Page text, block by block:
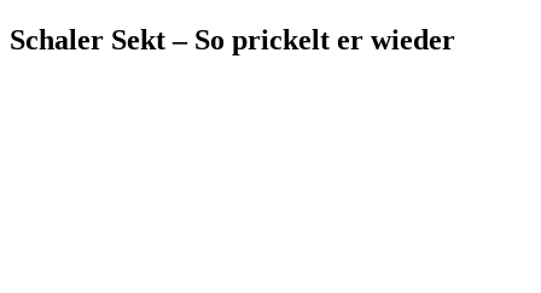
Schaler Sekt – So prickelt er wieder